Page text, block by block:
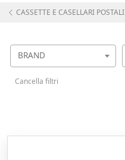
CASSETTE E CASELLARI POSTALI
BRAND
Cancella filtri